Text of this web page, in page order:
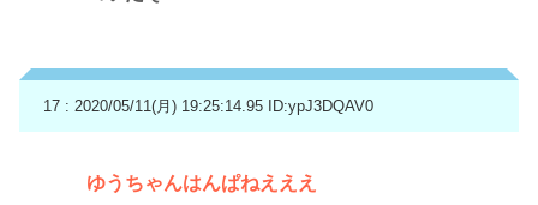
17 : 2020/05/11(月) 19:25:14.95 ID:ypJ3DQAV0
ゆうちゃんはんぱねえええ